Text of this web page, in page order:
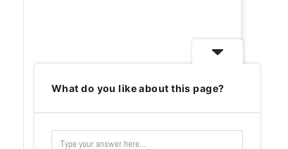
What do you like about this page?